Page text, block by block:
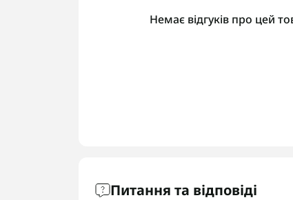
Немає відгуків про цей
Питання та відповіді